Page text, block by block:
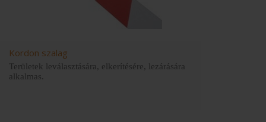
Kordon szalag
Területek leválasztására, elkerítésére, lezárására
alkalmas.